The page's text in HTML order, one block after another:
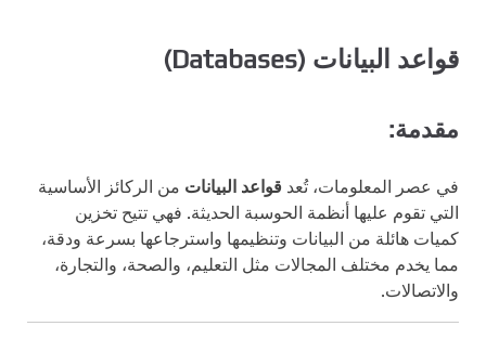
قواعد البيانات (Databases)
مقدمة:
في عصر المعلومات، تُعد قواعد البيانات من الركائز الأساسية
التي تقوم عليها أنظمة الحوسبة الحديثة. فهي تتيح تخزين
كميات هائلة من البيانات وتنظيمها واسترجاعها بسرعة ودقة،
مما يخدم مختلف المجالات مثل التعليم، والصحة، والتجارة،
والاتصالات.